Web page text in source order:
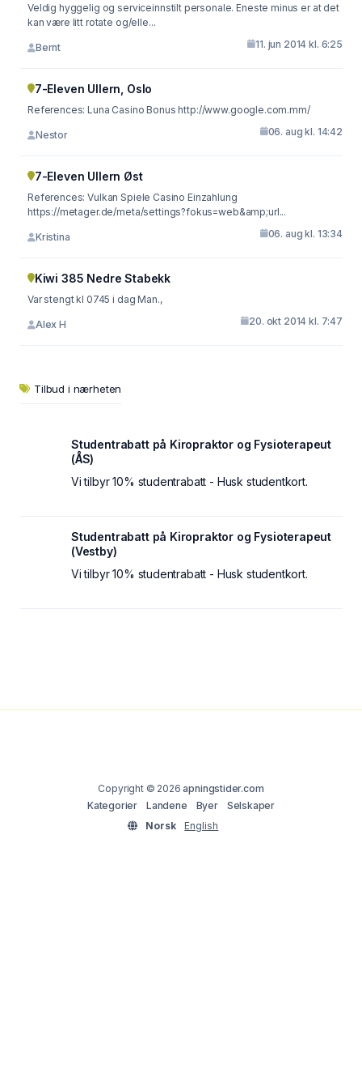
Veldig hyggelig og serviceinnstilt personale. Eneste minus er at det
kan være litt rotate og/elle...
Bernt 11. jun 2014 kl. 6:25
7-Eleven Ullern, Oslo
References: Luna Casino Bonus http://www.google.com.mm/
Nestor 06. aug kl. 14:42
7-Eleven Ullern Øst
References: Vulkan Spiele Casino Einzahlung
https://metager.de/meta/settings?fokus=web&amp;url...
Kristina 06. aug kl. 13:34
Kiwi 385 Nedre Stabekk
Var stengt kl 0745 i dag Man.,
Alex H 20. okt 2014 kl. 7:47
Tilbud i nærheten
Studentrabatt på Kiropraktor og Fysioterapeut
(ÅS)
Vi tilbyr 10% studentrabatt - Husk studentkort.
Studentrabatt på Kiropraktor og Fysioterapeut
(Vestby)
Vi tilbyr 10% studentrabatt - Husk studentkort.
Copyright © 2026apningstider.com
Kategorier
Landene Byer
Selskaper
Norsk
English